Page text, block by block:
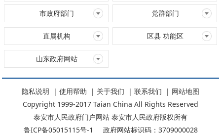
市政府部门 党群部门
直属机构 区县 功能区
山东政府网站
隐私说明 | 使用帮助 | 关于我们 | 联系我们 | 网站地图
Copyright 1999-2017 Taian China All Rights Reserved
泰安市人民政府门户网站 泰安市人民政府版权所有
鲁ICP备05015115号-1
政府网站标识码：3709000028